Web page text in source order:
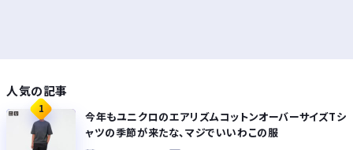
人気の記事
1
今年もユニクロのエアリズムコットンオーバーサイズTシ
ャツの季節が来たな、マジでいいわこの服